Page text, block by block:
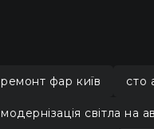
ремонт фар київ сто
модернізація світла на